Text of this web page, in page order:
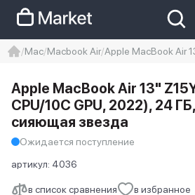
Iphone 14 pro max
айфон 14
Mac Macbook Air Apple MacBook Air
в список сравнения в избранное
Apple MacBook Air 13"
CPU/10C GPU, 2022), 24
сияющая звезда
Ожидается поступление
артикул: 4036